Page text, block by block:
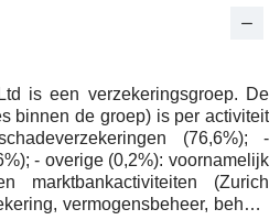
is een verzekeringsgroep. De
binnen de groep) is per activiteit
marktbankactiviteiten (Zurich
vermogensbeheer, beheer